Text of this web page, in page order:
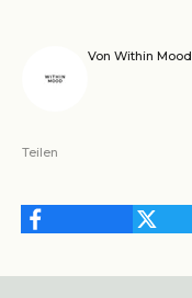
Von Within Mood
Teilen